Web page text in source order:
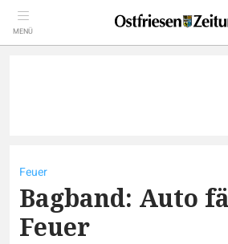
MENÜ
Feuer
Bagband: Auto
Feuer